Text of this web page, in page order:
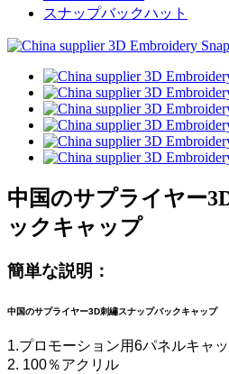
スナップバックハット
中国のサプライヤー
ックキャップ
簡単な説明：
中国のサプライヤー3D刺繡スナップバックキャップ
1.プロモーション用6パネルキャ
2. 100％アクリル